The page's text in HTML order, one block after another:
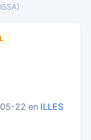
22 en ILLES